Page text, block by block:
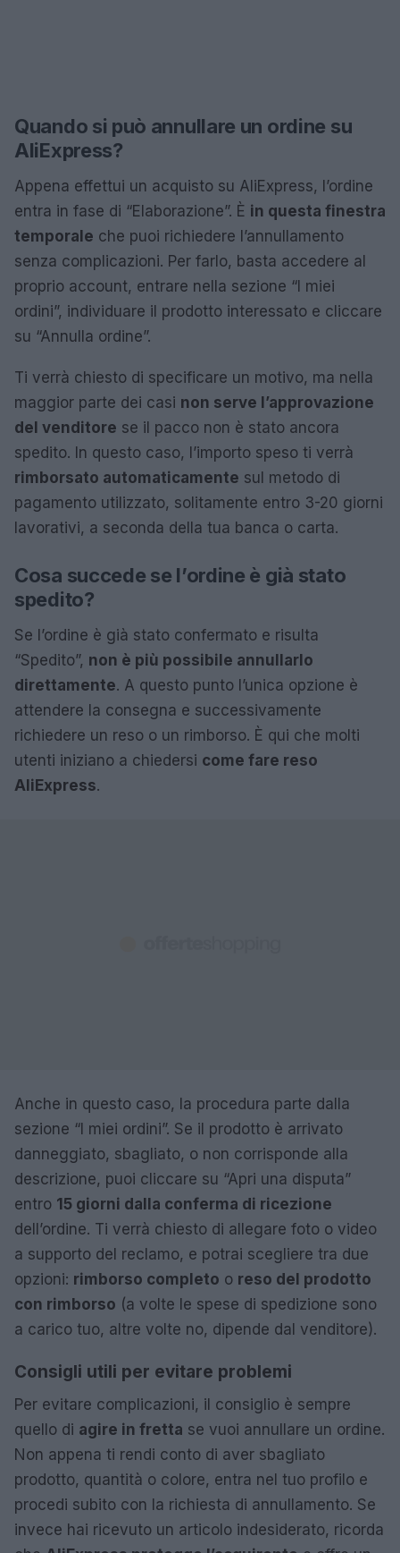
Quando si può annullare un ordine su
AliExpress?
Appena effettui un acquisto su AliExpress, l’ordine
entra in fase di “Elaborazione”. È in questa finestra
temporale che puoi richiedere l’annullamento
senza complicazioni. Per farlo, basta accedere al
proprio account, entrare nella sezione “I miei
ordini”, individuare il prodotto interessato e cliccare
su “Annulla ordine”.
Ti verrà chiesto di specificare un motivo, ma nella
maggior parte dei casi non serve l’approvazione
del venditore se il pacco non è stato ancora
spedito. In questo caso, l’importo speso ti verrà
rimborsato automaticamente sul metodo di
pagamento utilizzato, solitamente entro 3-20 giorni
lavorativi, a seconda della tua banca o carta.
Cosa succede se l’ordine è già stato
spedito?
Se l’ordine è già stato confermato e risulta
“Spedito”, non è più possibile annullarlo
direttamente. A questo punto l’unica opzione è
attendere la consegna e successivamente
richiedere un reso o un rimborso. È qui che molti
utenti iniziano a chiedersi come fare reso
AliExpress.
Anche in questo caso, la procedura parte dalla
sezione “I miei ordini”. Se il prodotto è arrivato
danneggiato, sbagliato, o non corrisponde alla
descrizione, puoi cliccare su “Apri una disputa”
entro 15 giorni dalla conferma di ricezione
dell’ordine. Ti verrà chiesto di allegare foto o video
a supporto del reclamo, e potrai scegliere tra due
opzioni: rimborso completo o reso del prodotto
con rimborso (a volte le spese di spedizione sono
a carico tuo, altre volte no, dipende dal venditore).
Consigli utili per evitare problemi
Per evitare complicazioni, il consiglio è sempre
quello di agire in fretta se vuoi annullare un ordine.
Non appena ti rendi conto di aver sbagliato
prodotto, quantità o colore, entra nel tuo profilo e
procedi subito con la richiesta di annullamento. Se
invece hai ricevuto un articolo indesiderato, ricorda